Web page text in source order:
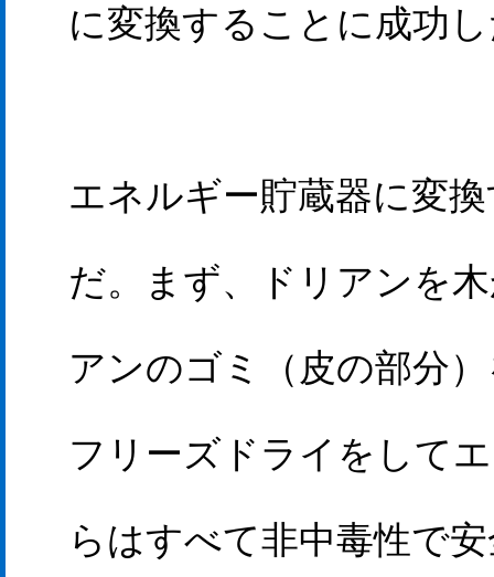
に変換することに成功
エネルギー貯蔵器に変
だ。まず、ドリアンを
アンのゴミ（皮の部分
フリーズドライをして
らはすべて非中毒性で